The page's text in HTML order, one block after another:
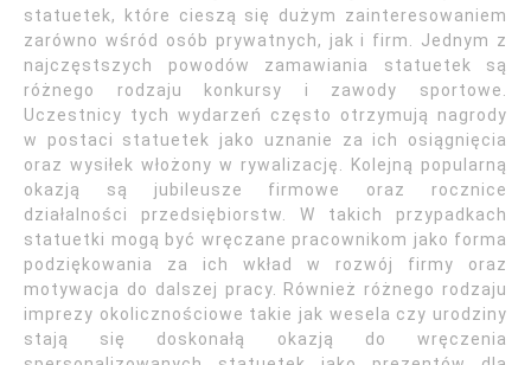
statuetek, które cieszą się dużym zainteresowaniem
zarówno wśród osób prywatnych, jak i firm. Jednym z
najczęstszych powodów zamawiania statuetek są
różnego rodzaju konkursy i zawody sportowe.
Uczestnicy tych wydarzeń często otrzymują nagrody
w postaci statuetek jako uznanie za ich osiągnięcia
oraz wysiłek włożony w rywalizację. Kolejną popularną
okazją są jubileusze firmowe oraz rocznice
działalności przedsiębiorstw. W takich przypadkach
statuetki mogą być wręczane pracownikom jako forma
podziękowania za ich wkład w rozwój firmy oraz
motywacja do dalszej pracy. Również różnego rodzaju
imprezy okolicznościowe takie jak wesela czy urodziny
stają się doskonałą okazją do wręczenia